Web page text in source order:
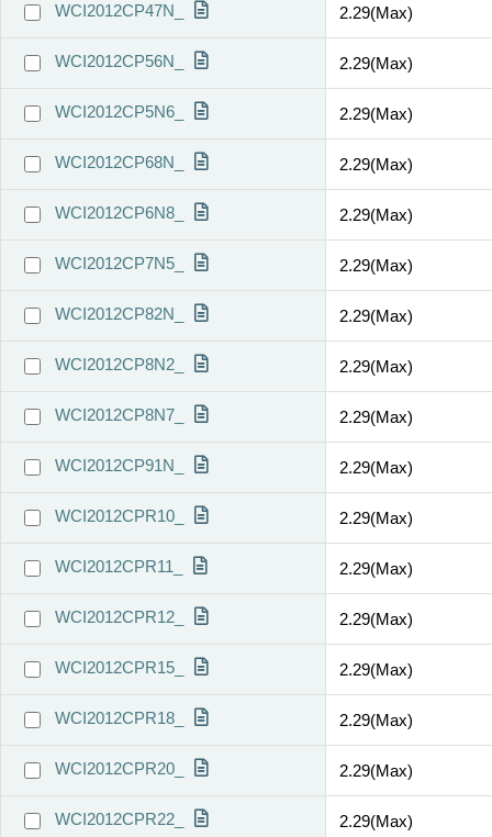
WCI2012CP47N_ 2.29(Max)
WCI2012CP56N_ 2.29(Max)
WCI2012CP5N6_ 2.29(Max)
WCI2012CP68N_ 2.29(Max)
WCI2012CP6N8_ 2.29(Max)
WCI2012CP7N5_ 2.29(Max)
WCI2012CP82N_ 2.29(Max)
WCI2012CP8N2_ 2.29(Max)
WCI2012CP8N7_ 2.29(Max)
WCI2012CP91N_ 2.29(Max)
WCI2012CPR10_ 2.29(Max)
WCI2012CPR11_ 2.29(Max)
WCI2012CPR12_ 2.29(Max)
WCI2012CPR15_ 2.29(Max)
WCI2012CPR18_ 2.29(Max)
WCI2012CPR20_ 2.29(Max)
WCI2012CPR22_ 2.29(Max)